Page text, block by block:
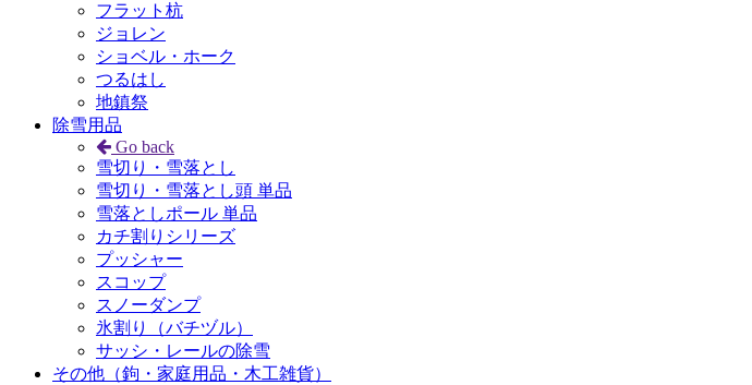
フラット杭
ジョレン
ショベル・ホーク
つるはし
地鎮祭
除雪用品
Go back
雪切り・雪落とし
雪切り・雪落とし頭 単品
雪落としポール 単品
カチ割りシリーズ
プッシャー
スコップ
スノーダンプ
氷割り（バチヅル）
サッシ・レールの除雪
その他（鉤・家庭用品・木工雑貨）